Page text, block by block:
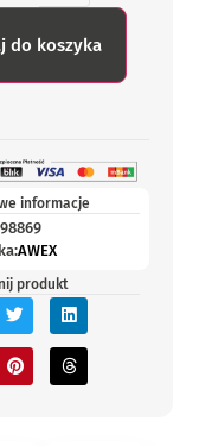
do koszyka
informacje
AWEX
produkt